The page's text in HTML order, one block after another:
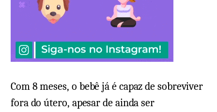
Com 8 meses, o bebê já é capaz de sobreviver
fora do útero, apesar de ainda ser